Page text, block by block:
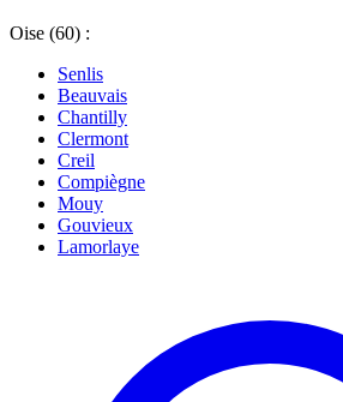
Oise (60) :
Senlis
Beauvais
Chantilly
Clermont
Creil
Compiègne
Mouy
Gouvieux
Lamorlaye